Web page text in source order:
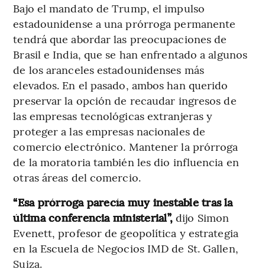
Bajo el mandato de Trump, el impulso
estadounidense a una prórroga permanente
tendrá que abordar las preocupaciones de
Brasil e India, que se han enfrentado a algunos
de los aranceles estadounidenses más
elevados. En el pasado, ambos han querido
preservar la opción de recaudar ingresos de
las empresas tecnológicas extranjeras y
proteger a las empresas nacionales de
comercio electrónico. Mantener la prórroga
de la moratoria también les dio influencia en
otras áreas del comercio.
“Esa prórroga parecía muy inestable tras la
última conferencia ministerial”, dijo Simon
Evenett, profesor de geopolítica y estrategia
en la Escuela de Negocios IMD de St. Gallen,
Suiza.